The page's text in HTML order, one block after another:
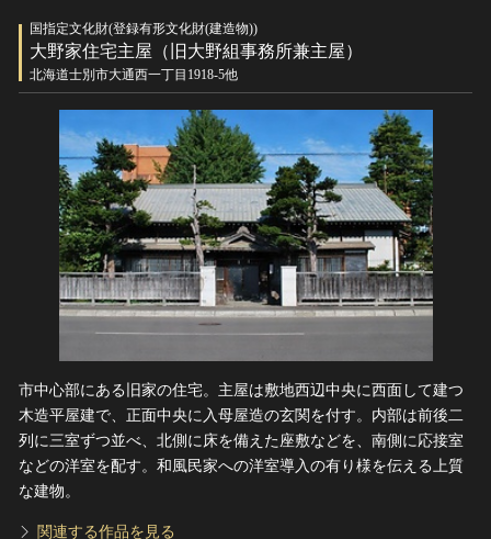
全国の美術館・博物館
世界遺産
無形文化遺産
動画で見る無形の文化財
お知らせ一覧
関連サイトリンク
サイトマップ
サイトのご意見はこちら
文化遺産データベース
国指定文化財等データベース
国指定文化財(登録有形文化財(建造物))
大野家住宅主屋（旧大野組事務所兼主屋）
北海道士別市大通西一丁目1918-5他
市中心部にある旧家の住宅。主屋は敷地西辺中央に西面して建つ
木造平屋建で、正面中央に入母屋造の玄関を付す。内部は前後二
列に三室ずつ並べ、北側に床を備えた座敷などを、南側に応接室
などの洋室を配す。和風民家への洋室導入の有り様を伝える上質
な建物。
関連する作品を見る